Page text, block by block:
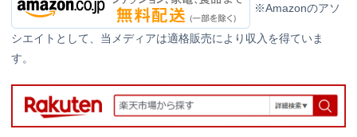
※Amazonのアソ
シエイトとして、当メディアは適格販売により収入を得ていま
す。